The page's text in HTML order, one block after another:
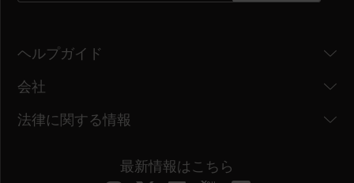
ヘルプガイド
会社
法律に関する情報
最新情報はこちら